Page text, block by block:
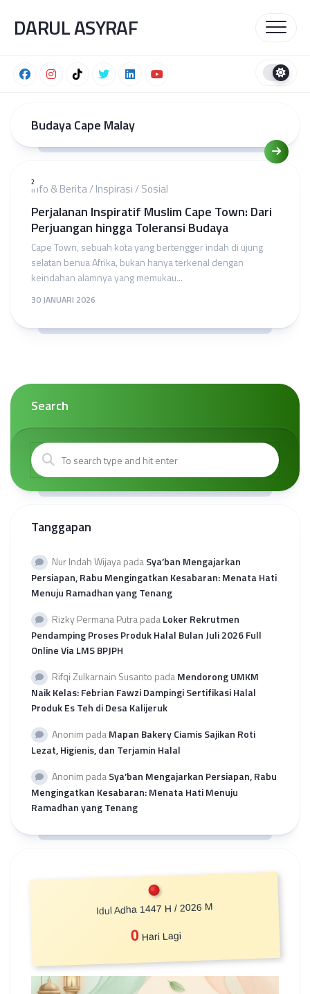
content
DARUL ASYRAF
Budaya Cape Malay
2Info & Berita/Inspirasi/Sosial
Perjalanan Inspiratif Muslim Cape Town: Dari
Perjuangan hingga Toleransi Budaya
Cape Town, sebuah kota yang bertengger indah di ujung
selatan benua Afrika, bukan hanya terkenal dengan
keindahan alamnya yang memukau...
30 JANUARI 2026
Search
Tanggapan
Nur Indah WijayapadaSya’ban Mengajarkan
Persiapan, Rabu Mengingatkan Kesabaran: Menata Hati
Menuju Ramadhan yang Tenang
Rizky Permana PutrapadaLoker Rekrutmen
Pendamping Proses Produk Halal Bulan Juli 2026 Full
Online Via LMS BPJPH
Rifqi Zulkarnain Susanto padaMendorong UMKM
Naik Kelas: Febrian Fawzi Dampingi Sertifikasi Halal
Produk Es Teh di Desa Kalijeruk
Anonim padaMapan Bakery Ciamis Sajikan Roti
Lezat, Higienis, dan Terjamin Halal
Anonim padaSya’ban Mengajarkan Persiapan, Rabu
Mengingatkan Kesabaran: Menata Hati Menuju
Ramadhan yang Tenang
Idul Adha 1447 H / 2026 M
0 Hari Lagi